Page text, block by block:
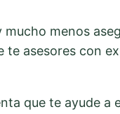
menos
asesores con
que te ayude